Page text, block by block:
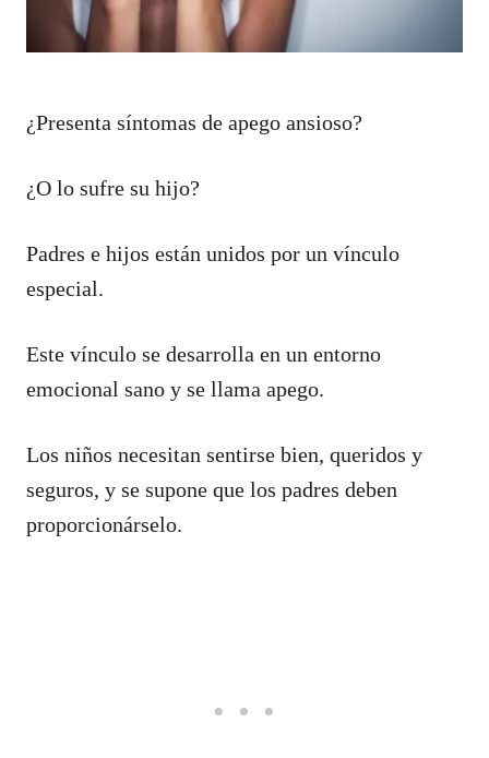
¿Presenta síntomas de apego ansioso?
¿O lo sufre su hijo?
Padres e hijos están unidos por un vínculo
especial.
Este vínculo se desarrolla en un entorno
emocional sano y se llama apego.
Los niños necesitan sentirse bien, queridos y
seguros, y se supone que los padres deben
proporcionárselo.